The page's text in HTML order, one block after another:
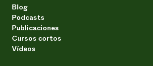
Blog
Podcasts
Publicaciones
Cursos cortos
Vídeos